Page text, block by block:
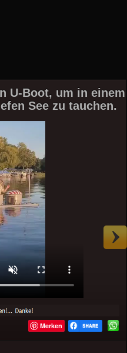
U-Boot, um in einem
See zu tauchen.
Merken